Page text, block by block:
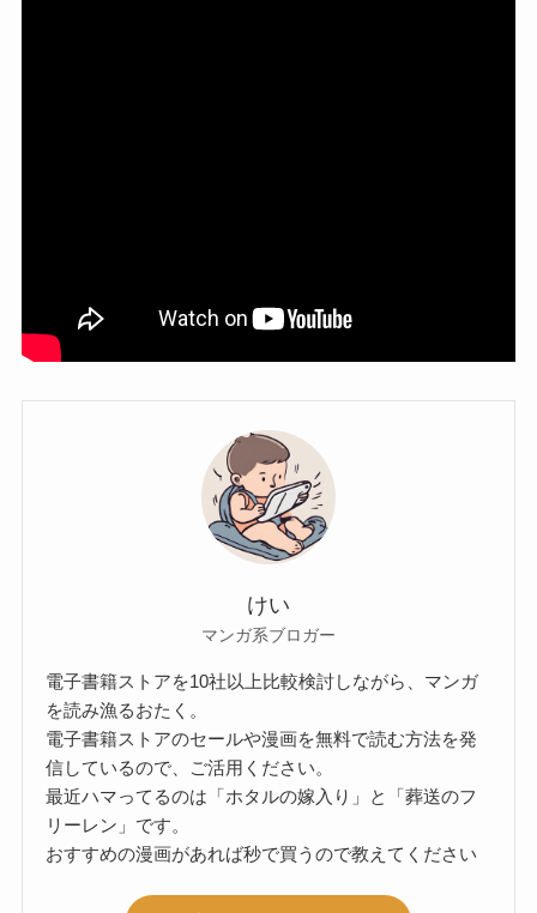
けい
マンガ系ブロガー
電子書籍ストアを10社以上比較検討しながら、マンガ
を読み漁るおたく。
電子書籍ストアのセールや漫画を無料で読む方法を発
信しているので、ご活用ください。
最近ハマってるのは「ホタルの嫁入り」と「葬送のフ
リーレン」です。
おすすめの漫画があれば秒で買うので教えてください